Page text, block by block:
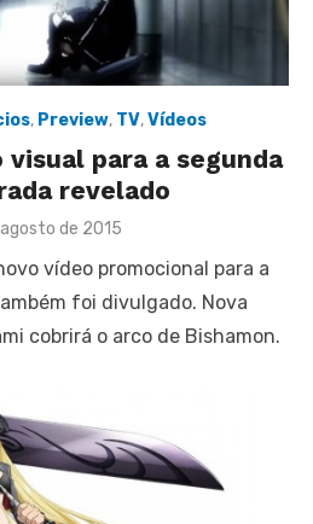
, Preview, TV,Vídeos
visual para a segunda
revelado
de 2015
vídeo promocional para a
foi divulgado. Nova
cobrirá o arco de Bishamon.